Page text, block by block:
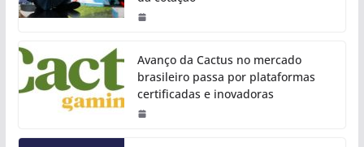
Avanço da Cactus no mercado
brasileiro passa por plataformas
certificadas e inovadoras